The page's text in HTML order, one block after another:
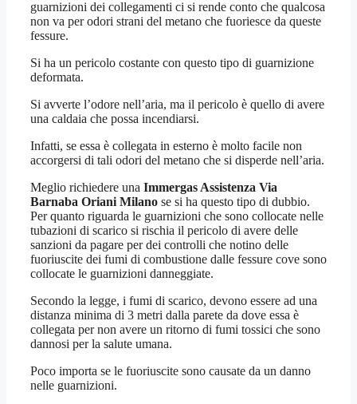
guarnizioni dei collegamenti ci si rende conto che qualcosa
non va per odori strani del metano che fuoriesce da queste
fessure.
Si ha un pericolo costante con questo tipo di guarnizione
deformata.
Si avverte l’odore nell’aria, ma il pericolo è quello di avere
una caldaia che possa incendiarsi.
Infatti, se essa è collegata in esterno è molto facile non
accorgersi di tali odori del metano che si disperde nell’aria.
Meglio richiedere una Immergas Assistenza Via
Barnaba Oriani Milano se si ha questo tipo di dubbio.
Per quanto riguarda le guarnizioni che sono collocate nelle
tubazioni di scarico si rischia il pericolo di avere delle
sanzioni da pagare per dei controlli che notino delle
fuoriuscite dei fumi di combustione dalle fessure cove sono
collocate le guarnizioni danneggiate.
Secondo la legge, i fumi di scarico, devono essere ad una
distanza minima di 3 metri dalla parete da dove essa è
collegata per non avere un ritorno di fumi tossici che sono
dannosi per la salute umana.
Poco importa se le fuoriuscite sono causate da un danno
nelle guarnizioni.